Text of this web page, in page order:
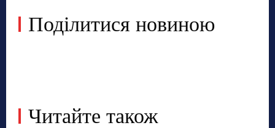
Поділитися новиною
Читайте також